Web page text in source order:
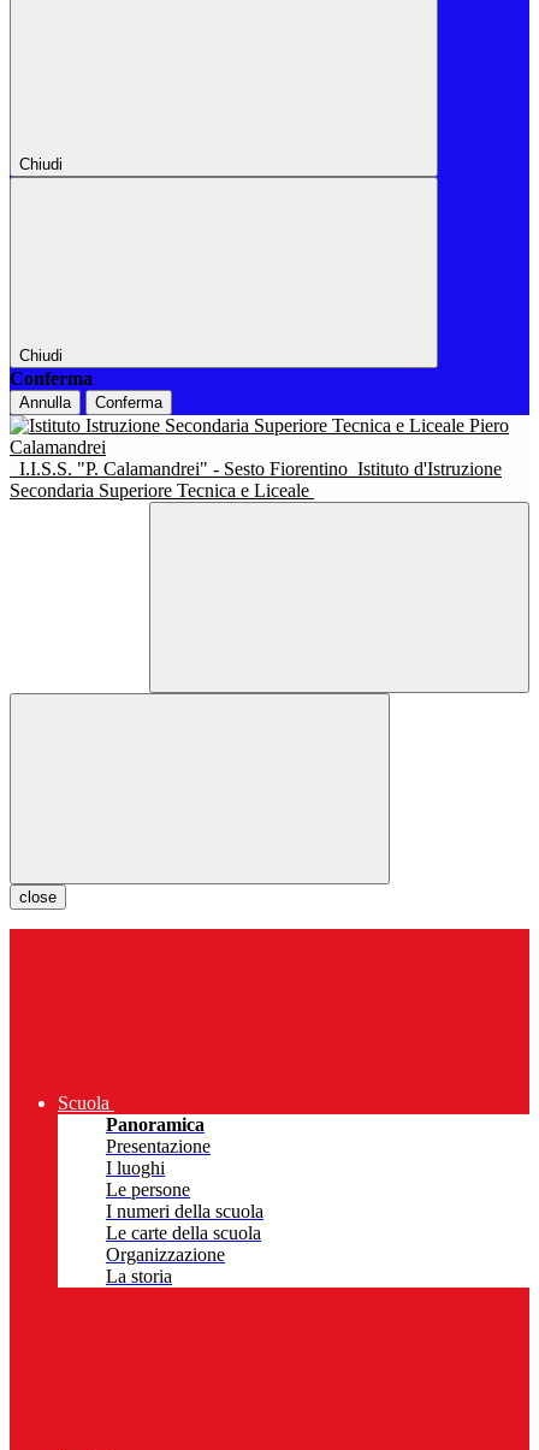
Chiudi
Chiudi
Conferma
Annulla Conferma
I.I.S.S. "P. Calamandrei" - Sesto Fiorentino Istituto d'Istruzione
Secondaria Superiore Tecnica e Liceale
close
Scuola
Panoramica
Presentazione
I luoghi
Le persone
I numeri della scuola
Le carte della scuola
Organizzazione
La storia